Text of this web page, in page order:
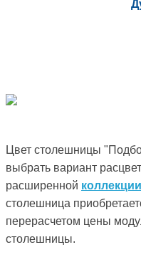
Цвет столешницы
выбрать вариант
расширенной
столешница
перерасчетом цены
столешницы.